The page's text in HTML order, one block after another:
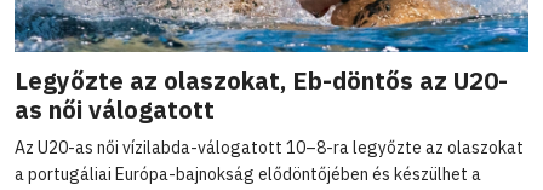
Legyőzte az olaszokat, Eb-döntős az U20-
as női válogatott
Az U20-as női vízilabda-válogatott 10–8-ra legyőzte az olaszokat
a portugáliai Európa-bajnokság elődöntőjében és készülhet a